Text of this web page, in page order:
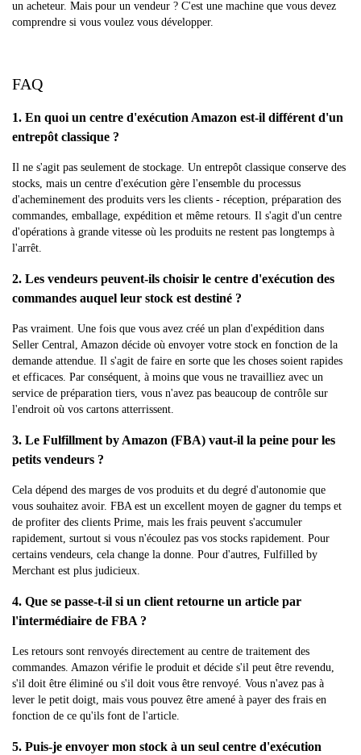
un acheteur. Mais pour un vendeur ? C'est une machine que vous devez
comprendre si vous voulez vous développer.
FAQ
1. En quoi un centre d'exécution Amazon est-il différent d'un
entrepôt classique ?
Il ne s'agit pas seulement de stockage. Un entrepôt classique conserve des
stocks, mais un centre d'exécution gère l'ensemble du processus
d'acheminement des produits vers les clients - réception, préparation des
commandes, emballage, expédition et même retours. Il s'agit d'un centre
d'opérations à grande vitesse où les produits ne restent pas longtemps à
l'arrêt.
2. Les vendeurs peuvent-ils choisir le centre d'exécution des
commandes auquel leur stock est destiné ?
Pas vraiment. Une fois que vous avez créé un plan d'expédition dans
Seller Central, Amazon décide où envoyer votre stock en fonction de la
demande attendue. Il s'agit de faire en sorte que les choses soient rapides
et efficaces. Par conséquent, à moins que vous ne travailliez avec un
service de préparation tiers, vous n'avez pas beaucoup de contrôle sur
l'endroit où vos cartons atterrissent.
3. Le Fulfillment by Amazon (FBA) vaut-il la peine pour les
petits vendeurs ?
Cela dépend des marges de vos produits et du degré d'autonomie que
vous souhaitez avoir. FBA est un excellent moyen de gagner du temps et
de profiter des clients Prime, mais les frais peuvent s'accumuler
rapidement, surtout si vous n'écoulez pas vos stocks rapidement. Pour
certains vendeurs, cela change la donne. Pour d'autres, Fulfilled by
Merchant est plus judicieux.
4. Que se passe-t-il si un client retourne un article par
l'intermédiaire de FBA ?
Les retours sont renvoyés directement au centre de traitement des
commandes. Amazon vérifie le produit et décide s'il peut être revendu,
s'il doit être éliminé ou s'il doit vous être renvoyé. Vous n'avez pas à
lever le petit doigt, mais vous pouvez être amené à payer des frais en
fonction de ce qu'ils font de l'article.
5. Puis-je envoyer mon stock à un seul centre d'exécution